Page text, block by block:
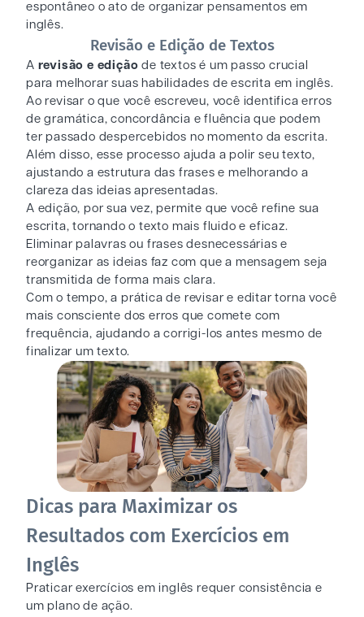
espontâneo o ato de organizar pensamentos em
inglês.
Revisão e Edição de Textos
A revisão e edição de textos é um passo crucial
para melhorar suas habilidades de escrita em inglês.
Ao revisar o que você escreveu, você identifica erros
de gramática, concordância e fluência que podem
ter passado despercebidos no momento da escrita.
Além disso, esse processo ajuda a polir seu texto,
ajustando a estrutura das frases e melhorando a
clareza das ideias apresentadas.
A edição, por sua vez, permite que você refine sua
escrita, tornando o texto mais fluido e eficaz.
Eliminar palavras ou frases desnecessárias e
reorganizar as ideias faz com que a mensagem seja
transmitida de forma mais clara.
Com o tempo, a prática de revisar e editar torna você
mais consciente dos erros que comete com
frequência, ajudando a corrigi-los antes mesmo de
finalizar um texto.
Dicas para Maximizar os
Resultados com Exercícios em
Inglês
Praticar exercícios em inglês requer consistência e
um plano de ação.